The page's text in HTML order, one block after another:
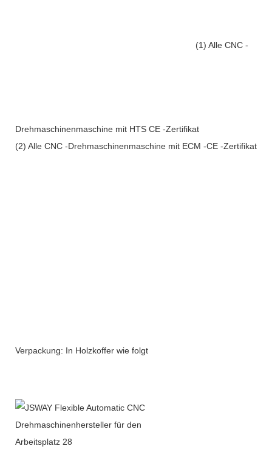
(1) Alle CNC -
Drehmaschinenmaschine mit HTS CE -Zertifikat
(2) Alle CNC -Drehmaschinenmaschine mit ECM -CE -Zertifikat
Verpackung: In Holzkoffer wie folgt